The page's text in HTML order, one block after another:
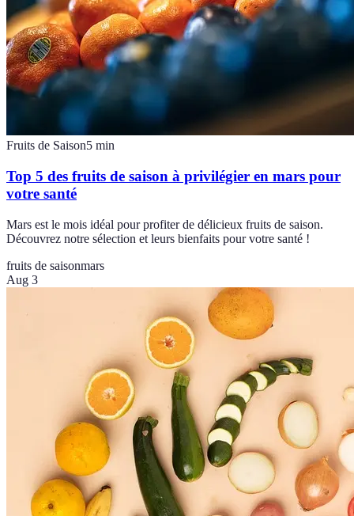
Fruits de Saison5 min
Top 5 des fruits de saison à privilégier en mars pour
votre santé
Mars est le mois idéal pour profiter de délicieux fruits de saison.
Découvrez notre sélection et leurs bienfaits pour votre santé !
fruits de saisonmars
Aug 3